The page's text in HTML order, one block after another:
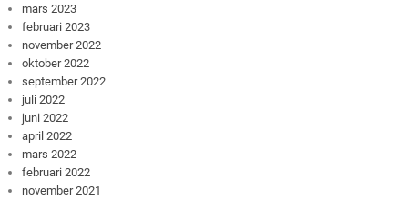
mars 2023
februari 2023
november 2022
oktober 2022
september 2022
juli 2022
juni 2022
april 2022
mars 2022
februari 2022
november 2021